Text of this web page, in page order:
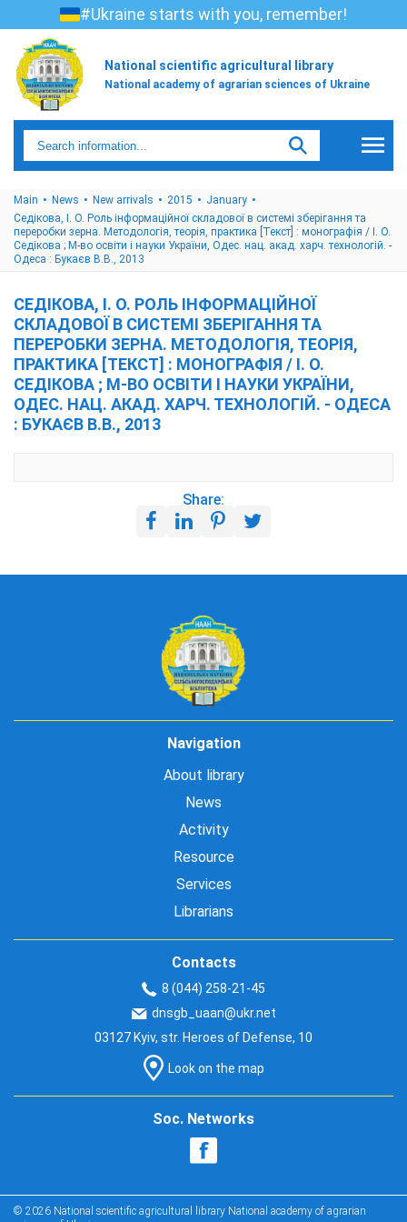
#Ukraine starts with you, remember!
National scientific agricultural library
National academy of agrarian sciences of Ukraine
Main News New arrivals 2015
January
Седікова, І. О. Роль інформаційної складової в системі зберігання та
переробки зерна. Методологія, теорія, практика [Текст] : монографія / І. О.
Седікова ; М-во освіти і науки України, Одес. нац. акад. харч. технологій. -
Одеса : Букаєв В.В., 2013
СЕДІКОВА, І. О. РОЛЬ ІНФОРМАЦІЙНОЇ
СКЛАДОВОЇ В СИСТЕМІ ЗБЕРІГАННЯ ТА
ПЕРЕРОБКИ ЗЕРНА. МЕТОДОЛОГІЯ, ТЕОРІЯ,
ПРАКТИКА [ТЕКСТ] : МОНОГРАФІЯ / І. О.
СЕДІКОВА ; М-ВО ОСВІТИ І НАУКИ УКРАЇНИ,
ОДЕС. НАЦ. АКАД. ХАРЧ. ТЕХНОЛОГІЙ. - ОДЕСА
: БУКАЄВ В.В., 2013
Share:
Navigation
About library
News
Activity
Resource
Services
Librarians
Contacts
8 (044) 258-21-45
dnsgb_uaan@ukr.net
03127 Kyiv, str. Heroes of Defense, 10
Look on the map
Soc. Networks
© 2026 National scientific agricultural library National academy of agrarian